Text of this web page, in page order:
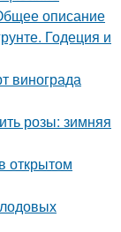
описание
Годеция и
винограда
розы: зимняя
открытом